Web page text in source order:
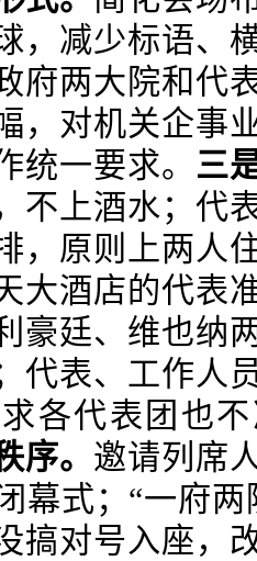
，减少标语、
府两大院和代
，对机关企事
统一要求。 三
不上酒水；代
，原则上两人
大酒店的代表
豪廷、维也纳
代表、工作人
各代表团也
序。 邀请列席
幕式；“一府
搞对号入座，